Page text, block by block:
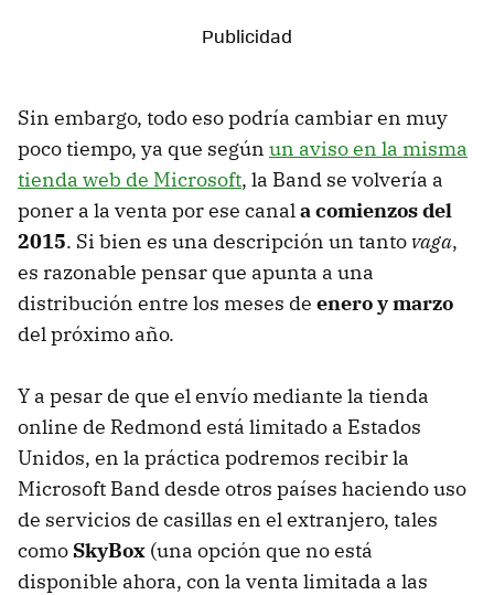
Sin embargo, todo eso podría cambiar en muy
poco tiempo, ya que según un aviso en la misma
tienda web de Microsoft, la Band se volvería a
poner a la venta por ese canala comienzos del
2015. Si bien es una descripción un tantovaga,
es razonable pensar que apunta a una
distribución entre los meses de enero y marzo
del próximo año.
Y a pesar de que el envío mediante la tienda
online de Redmond está limitado a Estados
Unidos, en la práctica podremos recibir la
Microsoft Band desde otros países haciendo uso
de servicios de casillas en el extranjero, tales
como SkyBox (una opción que no está
disponible ahora, con la venta limitada a las